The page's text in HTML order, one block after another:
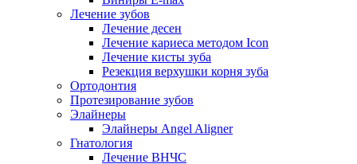
Лечение зубов
Лечение десен
Лечение кариеса методом Icon
Лечение кисты зуба
Резекция верхушки корня зуба
Ортодонтия
Протезирование зубов
Элайнеры
Элайнеры Angel Aligner
Гнатология
Лечение ВНЧС